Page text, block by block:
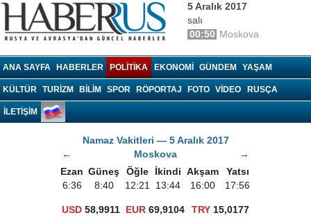
5 Aralık 2017
salı
00:50 Moskova
ANA SAYFA HABERLER POLITIKA EKONOMI GÜNDEM YAŞAM
KÜLTÜR TURIZM BILIM SPOR RÖPORTAJ FOTO VIDEO RUSÇA
İLETİŞİM
Namaz Vakitleri — 5 Aralık 2017
←
Moskova
→
Ezan Güneş Öğle İkindi Akşam
Yatsı
6:36
8:40 12:21 13:44 16:00 17:56
USD58,9911 EUR 69,9104 TRY15,0177